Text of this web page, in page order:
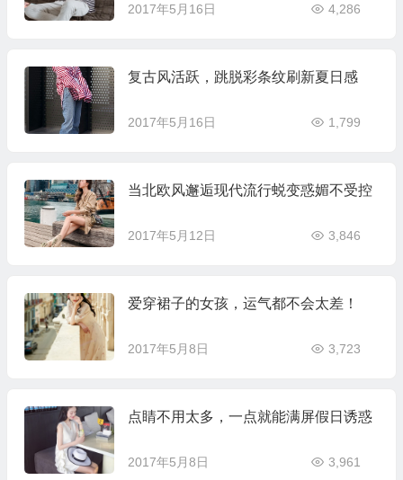
2017年5月16日 4,286
复古风活跃，跳脱彩条纹刷新夏日感
2017年5月16日 1,799
当北欧风邂逅现代流行蜕变惑媚不受控
2017年5月12日 3,846
爱穿裙子的女孩，运气都不会太差！
2017年5月8日 3,723
点睛不用太多，一点就能满屏假日诱惑
2017年5月8日 3,961